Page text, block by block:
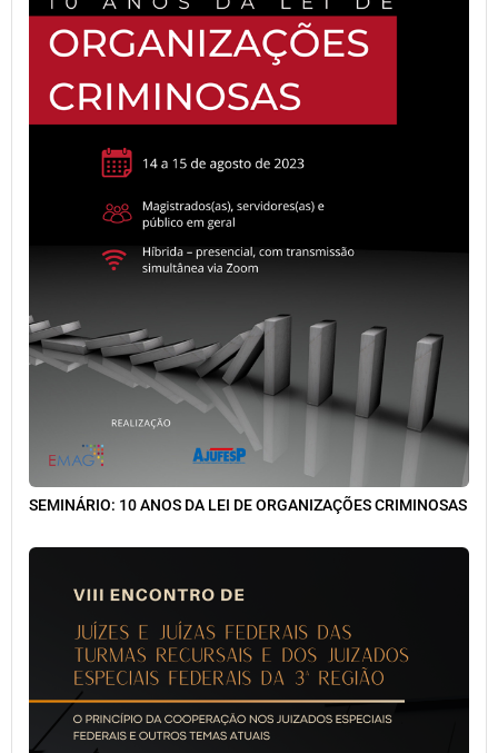
SEMINÁRIO: 10 ANOS DA LEI DE ORGANIZAÇÕES CRIMINOSAS